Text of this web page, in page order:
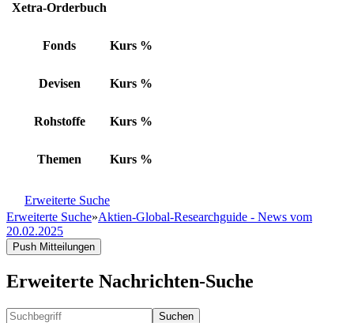
Xetra-Orderbuch
Fonds Kurs %
Devisen Kurs %
Rohstoffe Kurs %
Themen Kurs %
Erweiterte Suche
Erweiterte Suche»Aktien-Global-Researchguide - News vom
20.02.2025
Push Mitteilungen
Erweiterte Nachrichten-Suche
Suchen